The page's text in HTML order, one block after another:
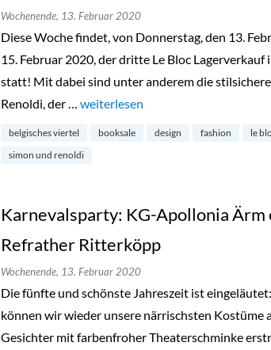
Wochenende, 13. Februar 2020
Diese Woche findet, von Donnerstag, den 13.
15. Februar 2020, der dritte Le Bloc Lagerverkauf
statt! Mit dabei sind unter anderem die
Renoldi, der … „Le Bloc Stock Sale bei Simon &
weiterlesen
belgisches viertel booksale design fashion le
simon und renoldi
Karnevalsparty: KG-Apollonia Ärm
Refrather Ritterköpp
Wochenende, 13. Februar 2020
Die fünfte und schönste Jahreszeit ist
können wir wieder unsere närrischsten Kostüme
Gesichter mit farbenfroher Theaterschminke